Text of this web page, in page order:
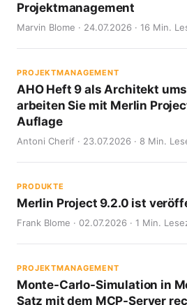
Projektmanagement
Marvin Blome · 24.07.2026 · 16 Min.
PROJEKTMANAGEMENT
AHO Heft 9 als Architekt
arbeiten Sie mit Merlin
Auflage
Antoni Cherif · 23.07.2026 · 8 Min.
PRODUKTE
Merlin Project 9.2.0 ist
Frank Blome · 02.07.2026 · 1 Min.
PROJEKTMANAGEMENT
Monte-Carlo-Simulation in
Satz mit dem MCP-Server